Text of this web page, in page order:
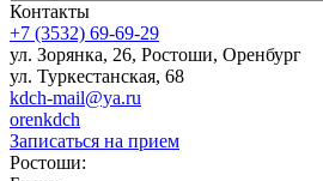
Контакты
+7 (3532) 69-69-29
ул. Зорянка, 26, Ростоши, Оренбург
ул. Туркестанская, 68
kdch-mail@ya.ru
orenkdch
Записаться на прием
Ростоши: